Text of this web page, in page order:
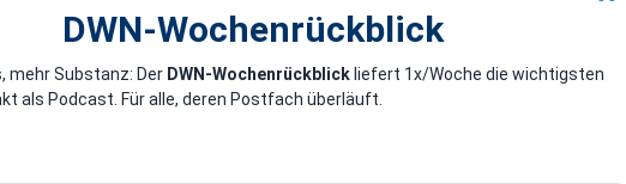
DWN-Wochenrückblick
mehr Substanz: Der DWN-Wochenrückblick liefert 1x/Woche die wichtigsten
als Podcast. Für alle, deren Postfach überläuft.